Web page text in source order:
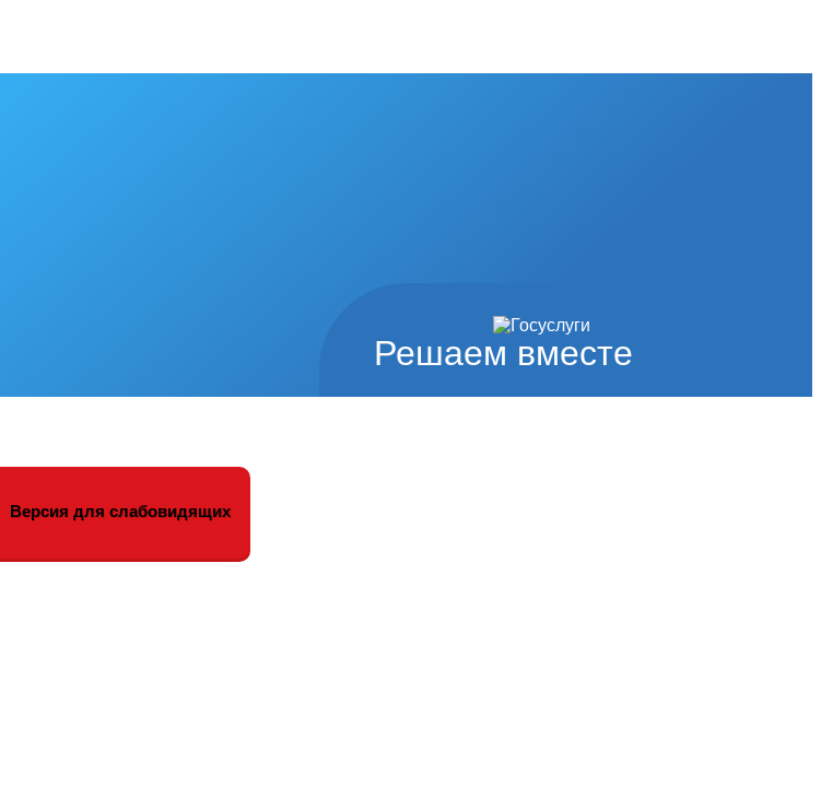
Решаем вместе
Версия для слабовидящих